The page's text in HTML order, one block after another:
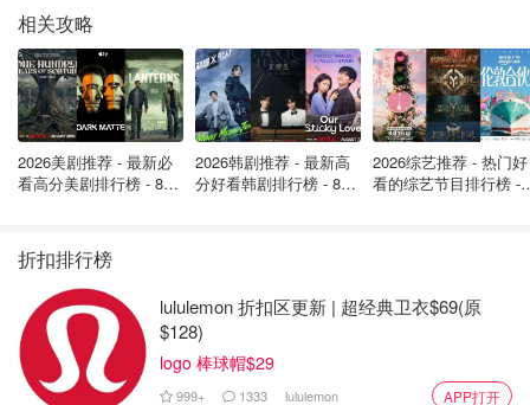
相关攻略
2026美剧推荐 - 最新必
看高分美剧排行榜 - 8月
2026韩剧推荐 - 最新高
分好看韩剧排行榜 - 8月
2026综艺推荐 - 热门好
看的综艺节目排行榜 -
折扣排行榜
lululemon 折扣区更新 | 超经典卫衣$69(原
$128)
logo 棒球帽$29
999+ 1333 lululemon APP打开